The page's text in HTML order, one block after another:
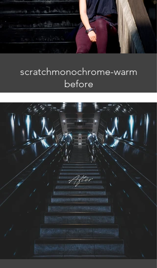
scratchmonochrome-warm
before